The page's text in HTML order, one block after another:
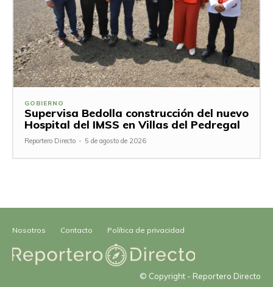
GOBIERNO
Supervisa Bedolla construcción del nuevo
Hospital del IMSS en Villas del Pedregal
Reportero Directo - 5 de agosto de 2026
Nosotros Contacto Política de privacidad
© Copyright - Reportero Directo